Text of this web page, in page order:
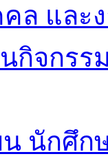
ล และ
นกิจกร
นักศึก